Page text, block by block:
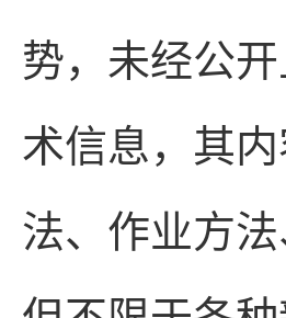
势，未经公
术信息，其
法、作业方